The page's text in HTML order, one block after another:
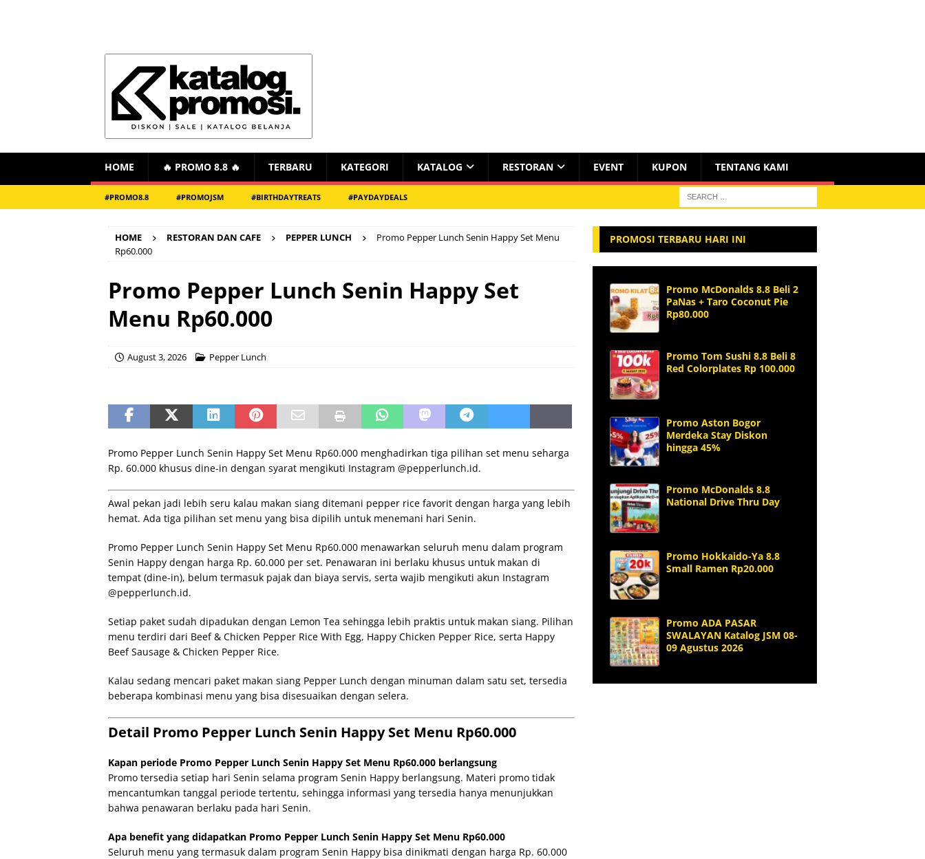
HOME 🔥 PROMO 8.8 🔥 TERBARU KATEGORI KATALOG RESTORAN EVENT KUPON TENTANG KAMI
#PROMO8.8 #PROMOJSM #BIRTHDAYTREATS #PAYDAYDEALS
HOME RESTORAN DAN CAFE PEPPER LUNCH
Promo Pepper Lunch Senin Happy Set Menu
Rp60.000
Promo Pepper Lunch Senin Happy Set
Menu Rp60.000
August 3, 2026 Pepper Lunch
Promo Pepper Lunch Senin Happy Set Menu Rp60.000 menghadirkan tiga pilihan set menu seharga
Rp. 60.000 khusus dine-in dengan syarat mengikuti Instagram @pepperlunch.id.
Awal pekan jadi lebih seru kalau makan siang ditemani pepper rice favorit dengan harga yang lebih
hemat. Ada tiga pilihan set menu yang bisa dipilih untuk menemani hari Senin.
Promo Pepper Lunch Senin Happy Set Menu Rp60.000 menawarkan seluruh menu dalam program
Senin Happy dengan harga Rp. 60.000 per set. Penawaran ini berlaku khusus untuk makan di
tempat (dine-in), belum termasuk pajak dan biaya servis, serta wajib mengikuti akun Instagram
@pepperlunch.id.
Setiap paket sudah dipadukan dengan Lemon Tea sehingga lebih praktis untuk makan siang. Pilihan
menu terdiri dari Beef & Chicken Pepper Rice With Egg, Happy Chicken Pepper Rice, serta Happy
Beef Sausage & Chicken Pepper Rice.
Kalau sedang mencari paket makan siang Pepper Lunch dengan minuman dalam satu set, tersedia
beberapa kombinasi menu yang bisa disesuaikan dengan selera.
Detail Promo Pepper Lunch Senin Happy Set Menu Rp60.000
Kapan periode Promo Pepper Lunch Senin Happy Set Menu Rp60.000 berlangsung
Promo tersedia setiap hari Senin selama program Senin Happy berlangsung. Materi promo tidak
mencantumkan tanggal periode tertentu, sehingga informasi yang tersedia hanya menunjukkan
bahwa penawaran berlaku pada hari Senin.
Apa benefit yang didapatkan Promo Pepper Lunch Senin Happy Set Menu Rp60.000
Seluruh menu yang termasuk dalam program Senin Happy bisa dinikmati dengan harga Rp. 60.000
PROMOSI TERBARU HARI INI
Promo McDonalds 8.8 Beli 2
PaNas + Taro Coconut Pie
Rp80.000
Promo Tom Sushi 8.8 Beli 8
Red Colorplates Rp 100.000
Promo Aston Bogor
Merdeka Stay Diskon
hingga 45%
Promo McDonalds 8.8
National Drive Thru Day
Promo Hokkaido-Ya 8.8
Small Ramen Rp20.000
Promo ADA PASAR
SWALAYAN Katalog JSM 08-
09 Agustus 2026